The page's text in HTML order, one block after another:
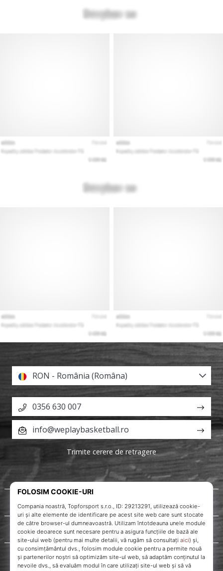
Despre noi
Servicii clienți
RON - România (Româna)
0356 630 007
info@weplaybasketball.ro
Trimite cerere de retragere